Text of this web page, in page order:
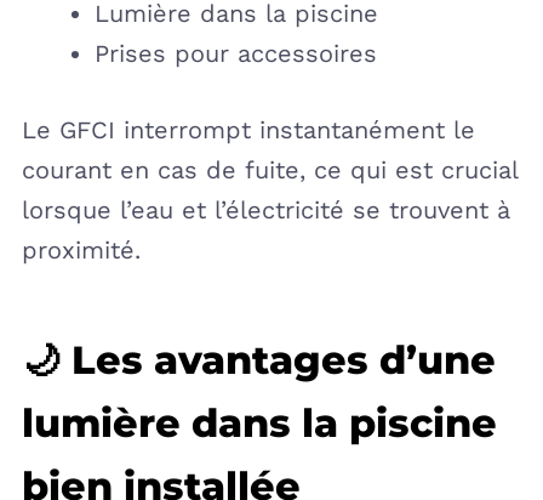
Lumière dans la piscine
Prises pour accessoires
Le GFCI interrompt instantanément le
courant en cas de fuite, ce qui est crucial
lorsque l’eau et l’électricité se trouvent à
proximité.
🌙 Les avantages d’une
lumière dans la piscine
bien installée